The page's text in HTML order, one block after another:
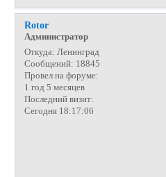
Rotor
Администратор
Откуда: Ленинград
Сообщений: 18845
Провел на форуме:
1 год 5 месяцев
Последний визит:
Сегодня 18:17:06